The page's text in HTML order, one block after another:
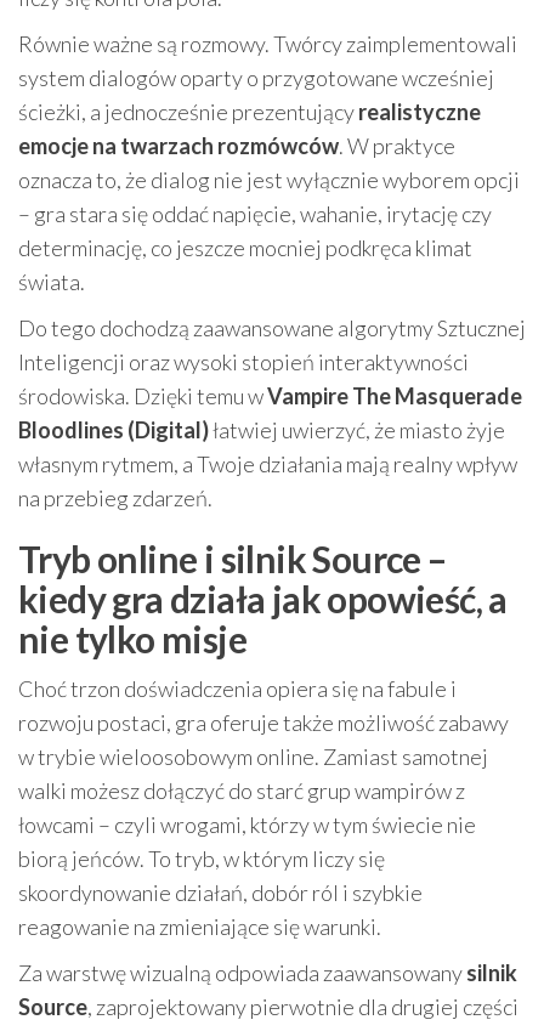
Równie ważne są rozmowy. Twórcy zaimplementowali
system dialogów oparty o przygotowane wcześniej
ścieżki, a jednocześnie prezentującyrealistyczne
emocje na twarzach rozmówców. W praktyce
oznacza to, że dialog nie jest wyłącznie wyborem opcji
– gra stara się oddać napięcie, wahanie, irytację czy
determinację, co jeszcze mocniej podkręca klimat
świata.
Do tego dochodzą zaawansowane algorytmy Sztucznej
Inteligencji oraz wysoki stopień interaktywności
środowiska. Dzięki temu wVampire The Masquerade
Bloodlines (Digital)łatwiej uwierzyć, że miasto żyje
własnym rytmem, a Twoje działania mają realny wpływ
na przebieg zdarzeń.
Tryb online i silnik Source –
kiedy gra działa jak opowieść, a
nie tylko misje
Choć trzon doświadczenia opiera się na fabule i
rozwoju postaci, gra oferuje także możliwość zabawy
w trybie wieloosobowym online. Zamiast samotnej
walki możesz dołączyć do starć grup wampirów z
łowcami – czyli wrogami, którzy w tym świecie nie
biorą jeńców. To tryb, w którym liczy się
skoordynowanie działań, dobór ról i szybkie
reagowanie na zmieniające się warunki.
Za warstwę wizualną odpowiada zaawansowanysilnik
Source, zaprojektowany pierwotnie dla drugiej części